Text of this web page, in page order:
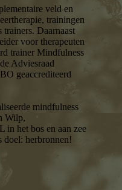
veld en
trainingen
Daarnaast
voor therapeuten
trainer Mindfulness
Adviesraad
geaccrediteerd
mindfulness
Wilp,
het bos en aan zee
doel: herbronnen!